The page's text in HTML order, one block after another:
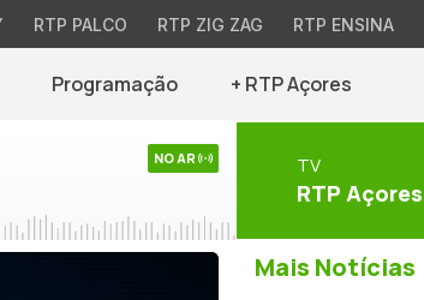
RTP PALCO RTP ZIG ZAG RTP ENSINA
Programação + RTP Açores
NO AR TV
RTP Açores
Mais Notícias